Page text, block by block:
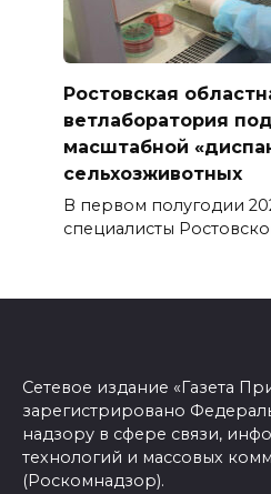
Ростовская
ветлаборатория
масштабной
сельхозживотных
В первом полугодии
специалисты
Сетевое издание «Газета
зарегистрировано
надзору в сфере связи,
технологий и массовых
(Роскомнадзор).